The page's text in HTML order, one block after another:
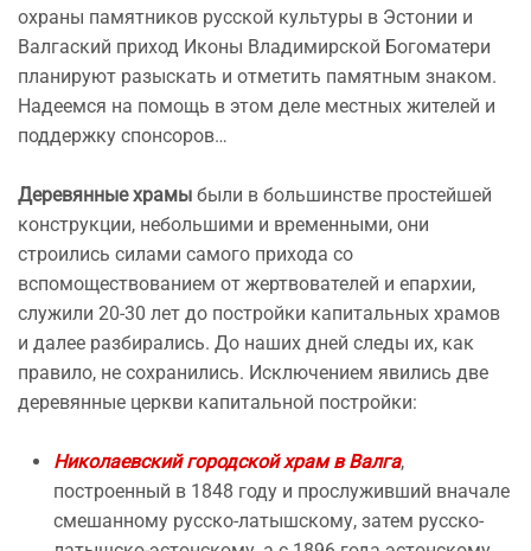
охраны памятников русской культуры в Эстонии и
Валгаский приход Иконы Владимирской Богоматери
планируют разыскать и отметить памятным знаком.
Надеемся на помощь в этом деле местных жителей и
поддержку спонсоров…
Деревянные храмы были в большинстве простейшей
конструкции, небольшими и временными, они
строились силами самого прихода со
вспомоществованием от жертвователей и епархии,
служили 20-30 лет до постройки капитальных храмов
и далее разбирались. До наших дней следы их, как
правило, не сохранились. Исключением явились две
деревянные церкви капитальной постройки:
Николаевский городской храм в Валга,
построенный в 1848 году и прослуживший вначале
смешанному русско-латышскому, затем русско-